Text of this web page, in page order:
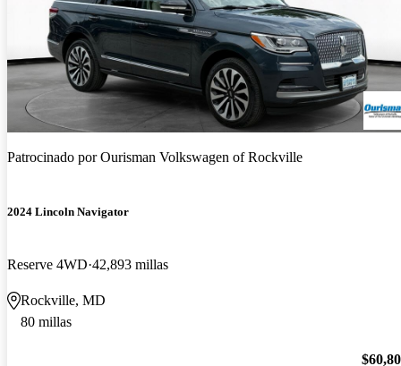
Patrocinado porOurisman Volkswagen of Rockville
2024 Lincoln Navigator
Reserve 4WD 42,893 millas
Rockville, MD
80 millas